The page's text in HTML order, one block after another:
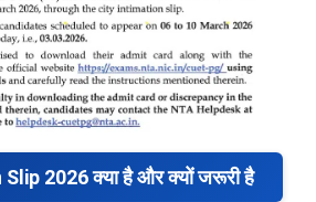
2026 क्या है और क्यों जरूरी है